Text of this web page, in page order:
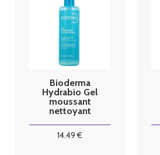
Bioderma
Hydrabio Gel
moussant
nettoyant
400ml
14.49 €